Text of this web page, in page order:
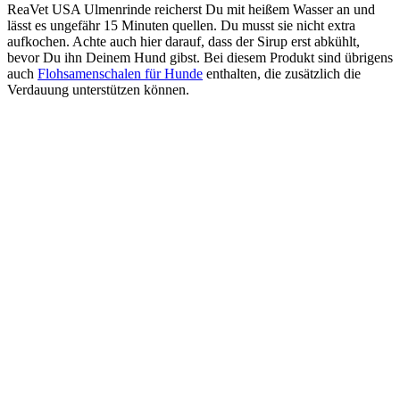
ReaVet USA Ulmenrinde reicherst Du mit heißem Wasser an und
lässt es ungefähr 15 Minuten quellen. Du musst sie nicht extra
aufkochen. Achte auch hier darauf, dass der Sirup erst abkühlt,
bevor Du ihn Deinem Hund gibst. Bei diesem Produkt sind übrigens
auch Flohsamenschalen für Hunde enthalten, die zusätzlich die
Verdauung unterstützen können.